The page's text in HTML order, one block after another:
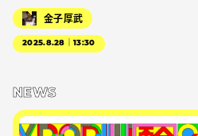
金子厚武
2025.8.28｜13:30
NEWS